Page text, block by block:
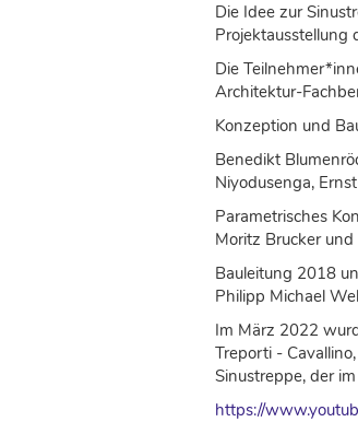
Die Idee zur
Projektausstellung
Die
Architektur-
Konzeption und
Benedikt
Niyodusenga,
Parametrisches
Moritz Brucker
Bauleitung 2018
Philipp Michael
Im März 2022
Treporti -
Sinustreppe, der
https://